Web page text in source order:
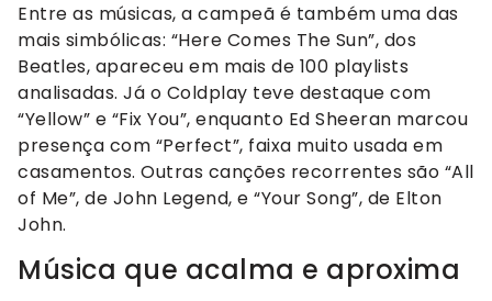
Entre as músicas, a campeã é também uma das
mais simbólicas: “Here Comes The Sun”, dos
Beatles, apareceu em mais de 100 playlists
analisadas. Já o Coldplay teve destaque com
“Yellow” e “Fix You”, enquanto Ed Sheeran marcou
presença com “Perfect”, faixa muito usada em
casamentos. Outras canções recorrentes são “All
of Me”, de John Legend, e “Your Song”, de Elton
John.
Música que acalma e aproxima